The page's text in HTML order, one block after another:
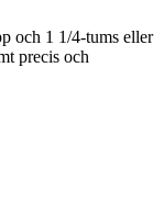
och 1 1/4-tums eller
precis och